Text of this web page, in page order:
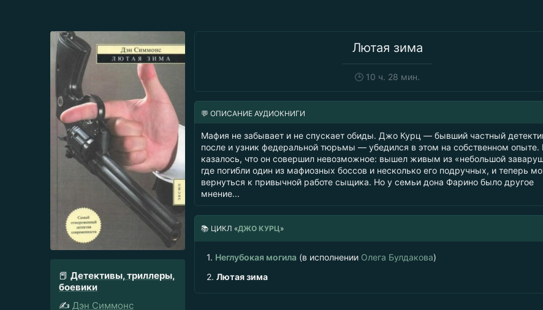
Лютая зима
🕒 10 ч. 28 мин.
📕 Детективы, триллеры,
боевики
✍️ Дэн Симмонс
💬 ОПИСАНИЕ АУДИОКНИГИ
Мафия не забывает и не спускает обиды. Джо Курц — бывший частный
после и узник федеральной тюрьмы — убедился в этом на собственном опыте.
казалось, что он совершил невозможное: вышел живым из «небольшой
где погибли один из мафиозных боссов и несколько его подручных, и теперь
вернуться к привычной работе сыщика. Но у семьи дона Фарино было другое
мнение...
📚 ЦИКЛ «ДЖО КУРЦ»
1. Неглубокая могила (в исполнении Олега Булдакова)
2. Лютая зима